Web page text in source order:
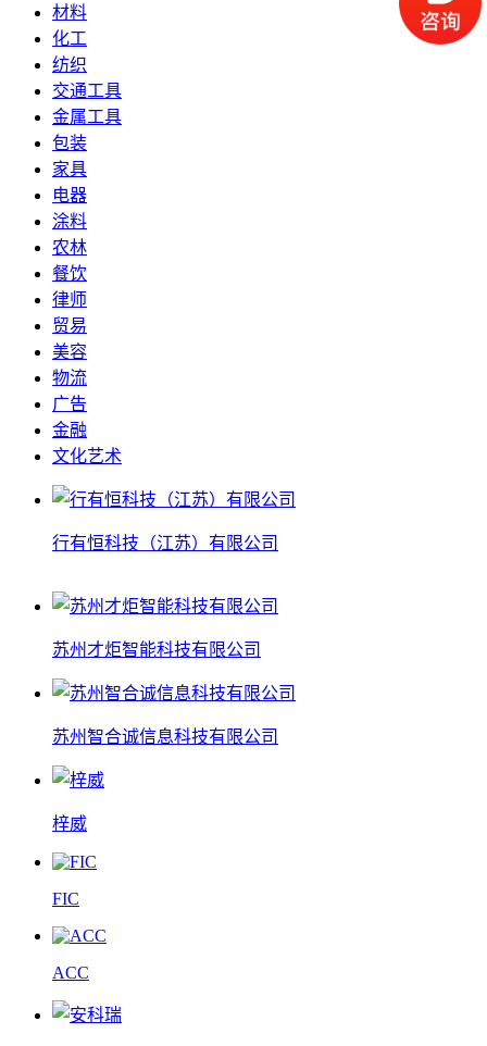
材料
化工
纺织
交通工具
金属工具
包装
家具
电器
涂料
农林
餐饮
律师
贸易
美容
物流
广告
金融
文化艺术
行有恒科技（江苏）有限公司
苏州才炬智能科技有限公司
苏州智合诚信息科技有限公司
梓威
FIC
ACC